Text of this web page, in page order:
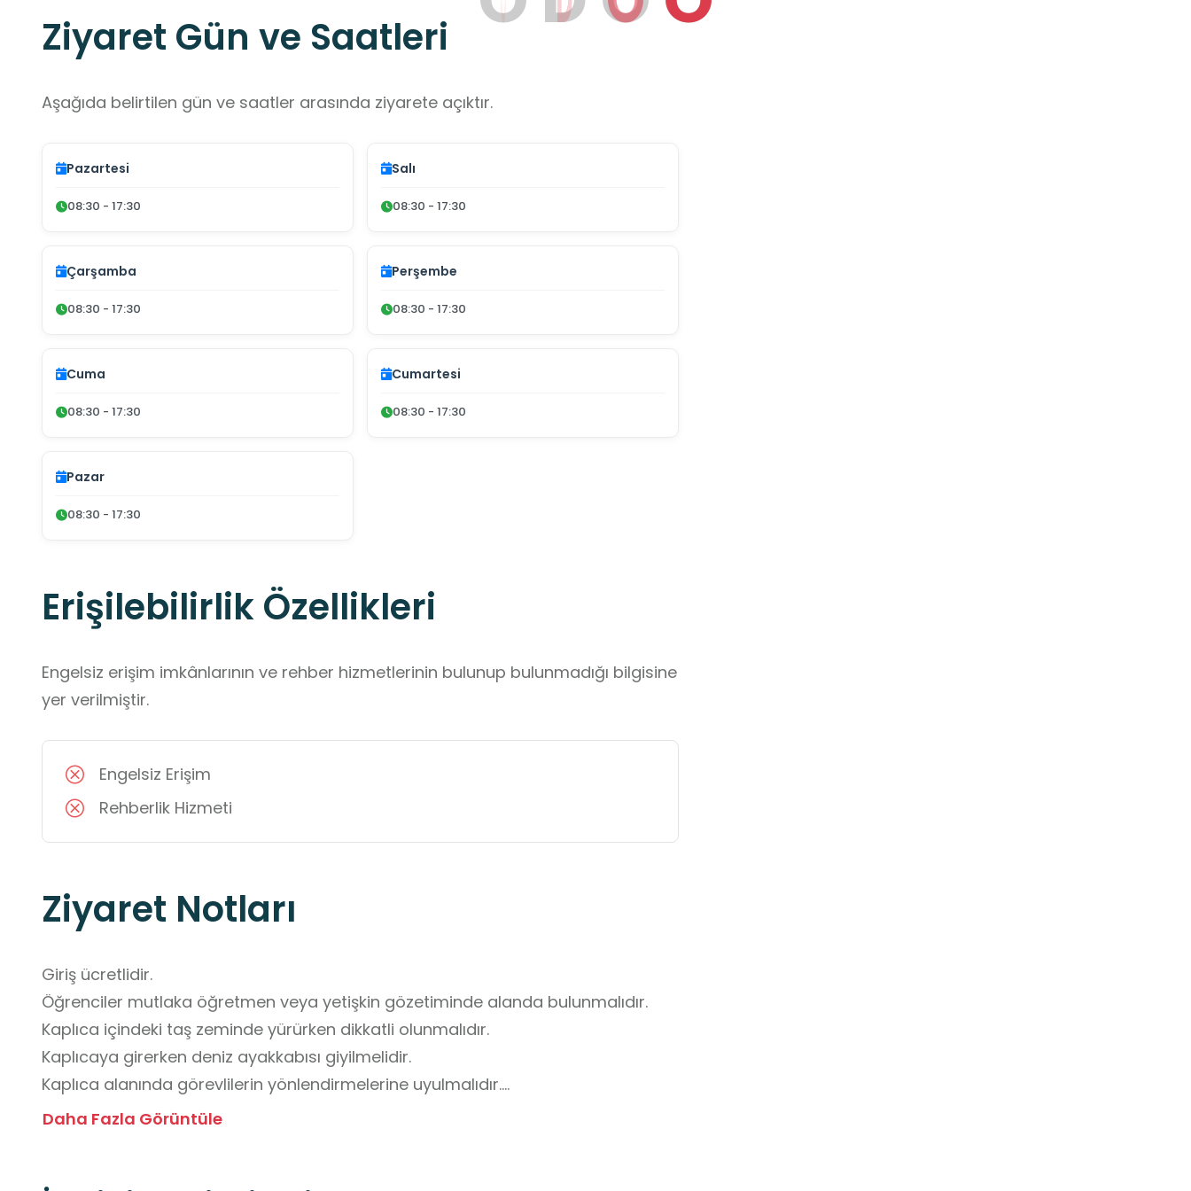
Ziyaret Gün ve Saatleri
Aşağıda belirtilen gün ve saatler arasında ziyarete açıktır.
Pazartesi
08:30 - 17:30
Salı
08:30 - 17:30
Çarşamba
08:30 - 17:30
Perşembe
08:30 - 17:30
Cuma
08:30 - 17:30
Cumartesi
08:30 - 17:30
Pazar
08:30 - 17:30
Erişilebilirlik Özellikleri
Engelsiz erişim imkânlarının ve rehber hizmetlerinin bulunup bulunmadığı bilgisine
yer verilmiştir.
Engelsiz Erişim
Rehberlik Hizmeti
Ziyaret Notları
Giriş ücretlidir.
Öğrenciler mutlaka öğretmen veya yetişkin gözetiminde alanda bulunmalıdır.
Kaplıca içindeki taş zeminde yürürken dikkatli olunmalıdır.
Kaplıcaya girerken deniz ayakkabısı giyilmelidir.
Kaplıca alanında görevlilerin yönlendirmelerine uyulmalıdır.
Havuzlara yiyecek, içecek ve cam eşyalarla girilmemelidir.
Daha Fazla Görüntüle